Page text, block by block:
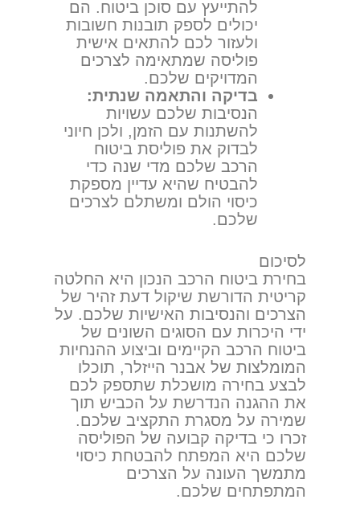
להתייעץ עם סוכן ביטוח. הם
יכולים לספק תובנות חשובות
ולעזור לכם להתאים אישית
פוליסה שמתאימה לצרכים
המדויקים שלכם.
בדיקה והתאמה שנתית:
הנסיבות שלכם עשויות
להשתנות עם הזמן, ולכן חיוני
לבדוק את פוליסת ביטוח
הרכב שלכם מדי שנה כדי
להבטיח שהיא עדיין מספקת
כיסוי הולם ומשתלם לצרכים
שלכם.
לסיכום
בחירת ביטוח הרכב הנכון היא החלטה
קריטית הדורשת שיקול דעת זהיר של
הצרכים והנסיבות האישיות שלכם. על
ידי היכרות עם הסוגים השונים של
ביטוח הרכב הקיימים וביצוע ההנחיות
המומלצות של אבנר הייזלר, תוכלו
לבצע בחירה מושכלת שתספק לכם
את ההגנה הנדרשת על הכביש תוך
שמירה על מסגרת התקציב שלכם.
זכרו כי בדיקה קבועה של הפוליסה
שלכם היא המפתח להבטחת כיסוי
מתמשך העונה על הצרכים
המתפתחים שלכם.